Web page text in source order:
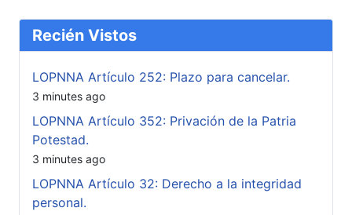
Recién Vistos
LOPNNA Artículo 252: Plazo para cancelar.
3 minutes ago
LOPNNA Artículo 352: Privación de la Patria
Potestad.
3 minutes ago
LOPNNA Artículo 32: Derecho a la integridad
personal.